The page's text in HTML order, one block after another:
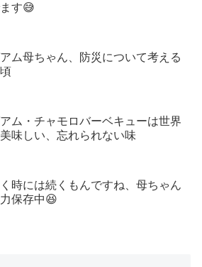
す😅
ム母ちゃん、防災について考える
ム・チャモロバーベキューは世界
味しい、忘れられない味
時には続くもんですね、母ちゃん
保存中😆